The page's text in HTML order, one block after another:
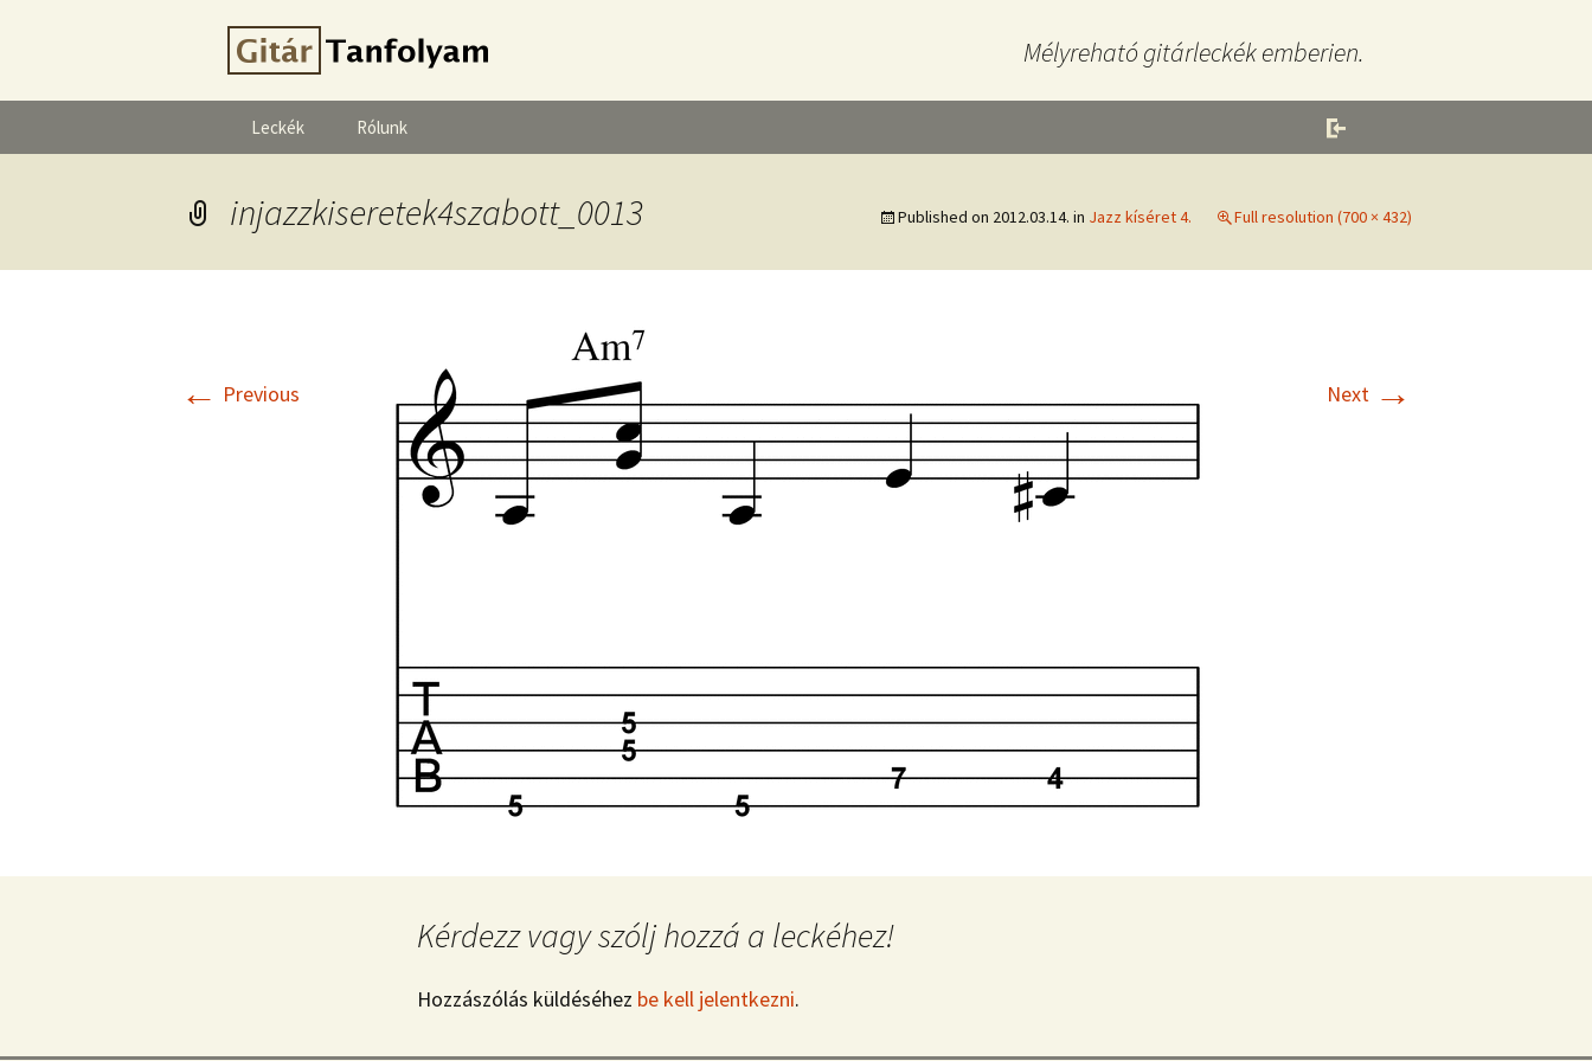
Mélyreható gitárleckék emberien.
Leckék Rólunk
injazzkiseretek4szabott_0013 Published on 2012.03.14. in Jazz kíséret 4. Full resolution (700 × 432)
← Previous Next →
Kérdezz vagy szólj hozzá a leckéhez!
Hozzászólás küldéséhez be kell jelentkezni.